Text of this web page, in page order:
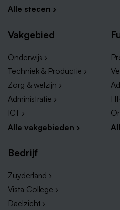
Alle steden ›
Vakgebied
Onderwijs ›
Techniek & Productie ›
Zorg & welzijn ›
Administratie ›
ICT ›
Alle vakgebieden ›
Bedrijf
Zuyderland ›
Vista College ›
Daelzicht ›